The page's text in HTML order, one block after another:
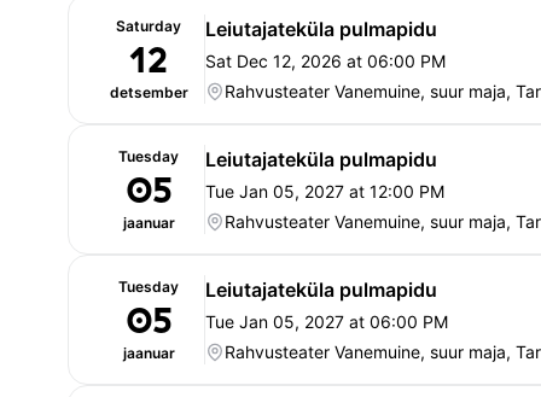
Saturday
12
detsember
Leiutajateküla pulmapidu
Sat Dec 12, 2026 at 06:00 PM
Rahvusteater Vanemuine, suur maja,
Tuesday
05
jaanuar
Leiutajateküla pulmapidu
Tue Jan 05, 2027 at 12:00 PM
Rahvusteater Vanemuine, suur maja,
Tuesday
05
jaanuar
Leiutajateküla pulmapidu
Tue Jan 05, 2027 at 06:00 PM
Rahvusteater Vanemuine, suur maja,